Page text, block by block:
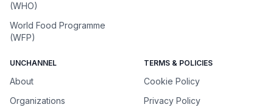
(WHO)
World Food Programme
(WFP)
UNCHANNEL
About
Organizations
TERMS & POLICIES
Cookie Policy
Privacy Policy